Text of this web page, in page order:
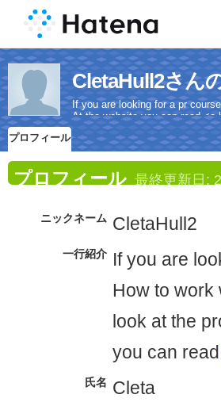
CletaHull2さん
If you are looking for a pr
At the website you can read <a
プロフィール
プロフィール 最終更新日:
ニックネーム CletaHull2
一行紹介 If you are
How to work
look at the
you can read
氏名 Cleta